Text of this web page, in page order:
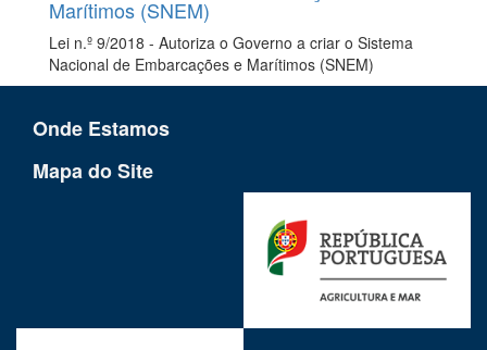
Marítimos (SNEM)
Lei n.º 9/2018 - Autoriza o Governo a criar o Sistema
Nacional de Embarcações e Marítimos (SNEM)
Onde Estamos
Mapa do Site